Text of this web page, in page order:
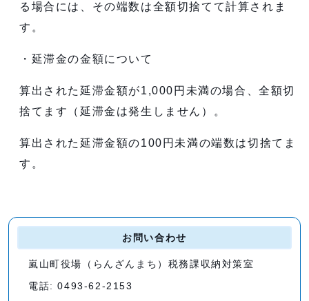
る場合には、その端数は全額切捨てて計算されま
す。
・延滞金の金額について
算出された延滞金額が1,000円未満の場合、全額切
捨てます（延滞金は発生しません）。
算出された延滞金額の100円未満の端数は切捨てま
す。
お問い合わせ
嵐山町役場（らんざんまち）税務課収納対策室
電話: 0493-62-2153